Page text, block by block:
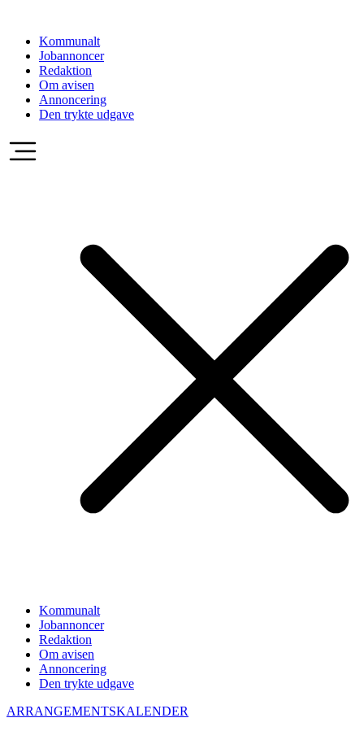
indholdKommunalt
Jobannoncer
Redaktion
Om avisen
Annoncering
Den trykte udgave
Kommunalt
Jobannoncer
Redaktion
Om avisen
Annoncering
Den trykte udgave
ARRANGEMENTSKALENDER